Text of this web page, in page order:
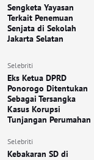
Sengketa Yayasan
Terkait Penemuan
Senjata di Sekolah
Jakarta Selatan
Selebriti
Eks Ketua DPRD
Ponorogo Ditentukan
Sebagai Tersangka
Kasus Korupsi
Tunjangan Perumahan
Selebriti
Kebakaran SD di